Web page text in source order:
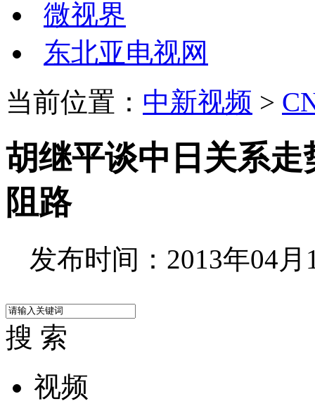
微视界
东北亚电视网
当前位置： 中新视频 >
胡继平谈中日关系
阻路
发布时间：2013年04月
搜 索
视频